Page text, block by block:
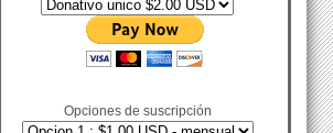
Opciones de suscripción